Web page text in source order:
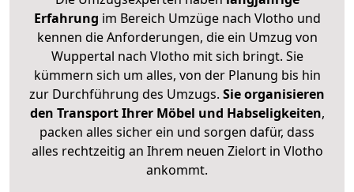
Erfahrung im Bereich Umzüge nach Vlotho und
kennen die Anforderungen, die ein Umzug von
Wuppertal nach Vlotho mit sich bringt. Sie
kümmern sich um alles, von der Planung bis hin
zur Durchführung des Umzugs. Sie organisieren
den Transport Ihrer Möbel und Habseligkeiten,
packen alles sicher ein und sorgen dafür, dass
alles rechtzeitig an Ihrem neuen Zielort in Vlotho
ankommt.